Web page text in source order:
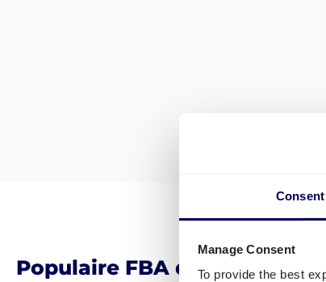
Consent
Manage Consent
To provide the best
Populaire FBA